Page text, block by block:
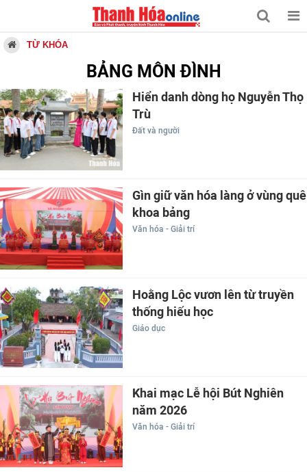
TỪ KHÓA
BẢNG MÔN ĐÌNH
Hiển danh dòng họ Nguyễn Thọ
Trù
Đất và người
Gìn giữ văn hóa làng ở vùng quê
khoa bảng
Văn hóa - Giải trí
Hoằng Lộc vươn lên từ truyền
thống hiếu học
Giáo dục
Khai mạc Lễ hội Bút Nghiên
năm 2026
Văn hóa - Giải trí